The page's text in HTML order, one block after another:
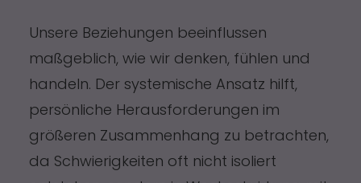
Unsere Beziehungen beeinflussen
maßgeblich, wie wir denken, fühlen und
handeln. Der systemische Ansatz hilft,
persönliche Herausforderungen im
größeren Zusammenhang zu betrachten,
da Schwierigkeiten oft nicht isoliert